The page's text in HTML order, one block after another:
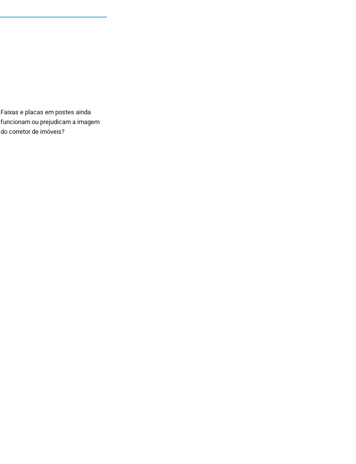
Faixas e placas em postes ainda
funcionam ou prejudicam a imagem
do corretor de imóveis?